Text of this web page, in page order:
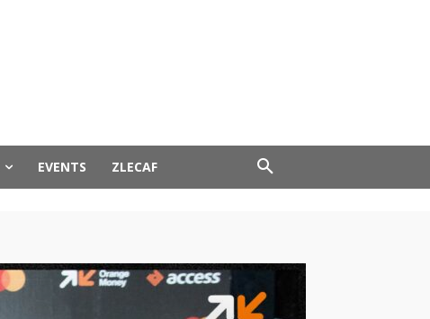
EVENTS ZLECAF